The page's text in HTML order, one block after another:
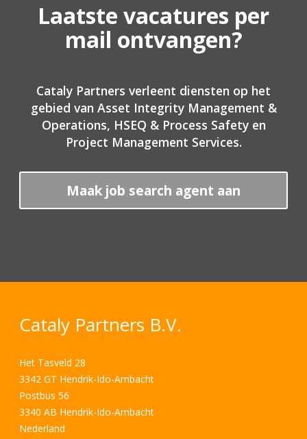
Laatste vacatures per
mail ontvangen?
Cataly Partners verleent diensten op het
gebied van Asset Integrity Management &
Operations, HSEQ & Process Safety en
Project Management Services.
Maak job search agent aan
Cataly Partners B.V.
Het Tasveld 28
3342 GT Hendrik-Ido-Ambacht
Postbus 56
3340 AB Hendrik-Ido-Ambacht
Nederland